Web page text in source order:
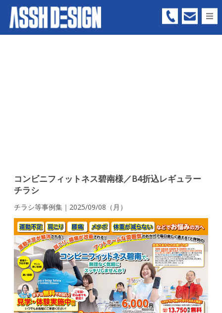
05
コンビニフィットネス碧南様／B4折込レギュラー
チラシ
チラシ等事例集｜2025/09/08（月）